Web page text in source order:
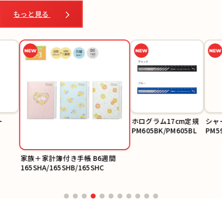
もっと見る
家族＋家計簿付き手帳 B6週間
165SHA/165SHB/165SHC
ホログラム17cm定規
PM605BK/PM605BL
シャープ